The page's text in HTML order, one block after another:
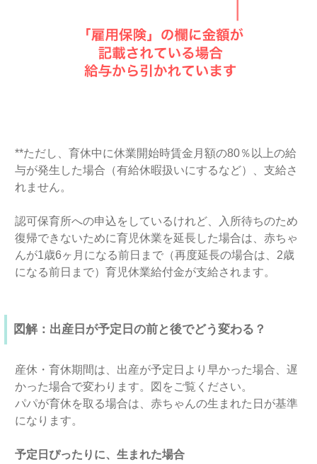
**ただし、育休中に休業開始時賃金月額の80％以上の給
与が発生した場合（有給休暇扱いにするなど）、支給さ
れません。
認可保育所への申込をしているけれど、入所待ちのため
復帰できないために育児休業を延長した場合は、赤ちゃ
んが1歳6ヶ月になる前日まで（再度延長の場合は、2歳
になる前日まで）育児休業給付金が支給されます。
図解：出産日が予定日の前と後でどう変わる？
産休・育休期間は、出産が予定日より早かった場合、遅
かった場合で変わります。図をご覧ください。
パパが育休を取る場合は、赤ちゃんの生まれた日が基準
になります。
予定日ぴったりに、生まれた場合